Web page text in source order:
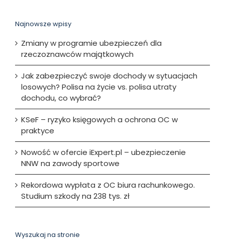
Najnowsze wpisy
Zmiany w programie ubezpieczeń dla
rzeczoznawców majątkowych
Jak zabezpieczyć swoje dochody w sytuacjach
losowych? Polisa na życie vs. polisa utraty
dochodu, co wybrać?
KSeF – ryzyko księgowych a ochrona OC w
praktyce
Nowość w ofercie iExpert.pl – ubezpieczenie
NNW na zawody sportowe
Rekordowa wypłata z OC biura rachunkowego.
Studium szkody na 238 tys. zł
Wyszukaj na stronie